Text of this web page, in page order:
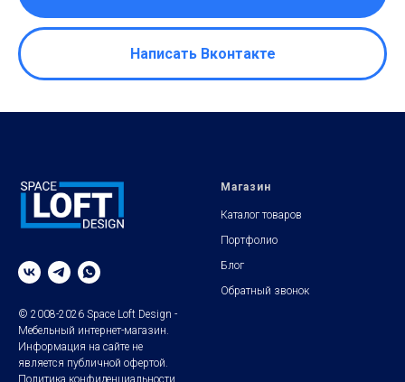
Написать Вконтакте
© 2008-2026 Space Loft Design -
Мебельный интернет-магазин.
Информация на сайте не
является публичной офертой.
Политика конфиденциальности
Магазин
Каталог товаров
Портфолио
Блог
Обратный звонок